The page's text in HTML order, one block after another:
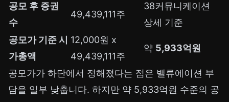
공모 후 증권
수
49,439,111주
38커뮤니케이션
상세 기준
공모가 기준 시
가총액
12,000원 x
49,439,111주
약 5,933억원
공모가가 하단에서 정해졌다는 점은 밸류에이션 부
담을 일부 낮춥니다. 하지만 약 5,933억원 수준의 공